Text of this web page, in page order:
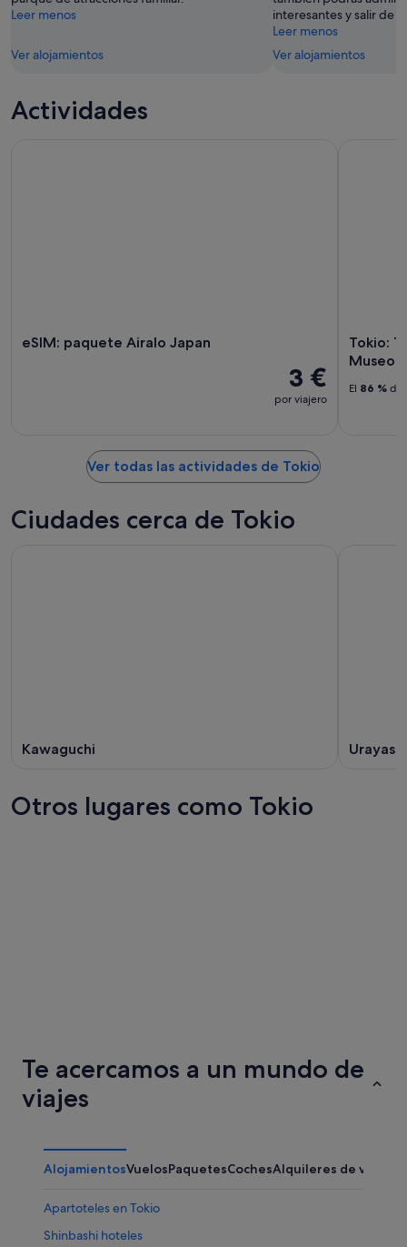
Leer menos
Ver alojamientos
interesantes y salir de
Leer menos
Ver alojamientos
Actividades
eSIM: paquete Airalo Japan
3 €
por viajero
Tokio:
Museo
El 86 % de
Ver todas las actividades de Tokio
Ciudades cerca de Tokio
Kawaguchi Urayasu
Otros lugares como Tokio
Te acercamos a un mundo de
viajes
AlojamientosVuelosPaquetesCochesAlquileres de
Apartoteles en Tokio
Shinbashi hoteles